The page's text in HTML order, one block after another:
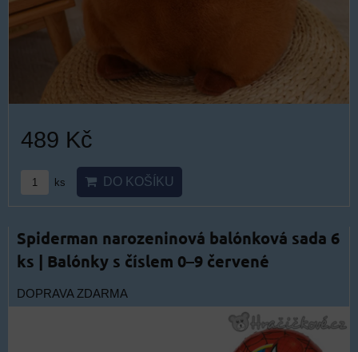
489 Kč
ks DO KOŠÍKU
Spiderman narozeninová balónková sada 6
ks | Balónky s číslem 0–9 červené
DOPRAVA ZDARMA